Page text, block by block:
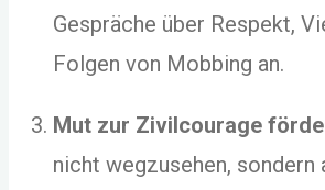
Gespräche über Respekt,
Folgen von Mobbing an.
Mut zur Zivilcourage
nicht wegzusehen, sondern